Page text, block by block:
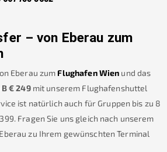
– von Eberau zum
Eberau zum Flughafen Wien und das
€249 mit unserem Flughafenshuttel
ist natürlich auch für Gruppen bis zu 8
399. Fragen Sie uns gleich nach unserem
Eberau zu Ihrem gewünschten Terminal